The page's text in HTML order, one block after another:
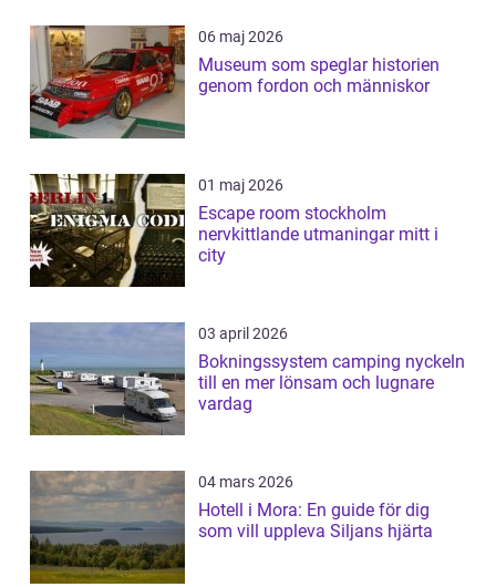
06 maj 2026
Museum som speglar historien
genom fordon och människor
01 maj 2026
Escape room stockholm
nervkittlande utmaningar mitt i
city
03 april 2026
Bokningssystem camping nyckeln
till en mer lönsam och lugnare
vardag
04 mars 2026
Hotell i Mora: En guide för dig
som vill uppleva Siljans hjärta